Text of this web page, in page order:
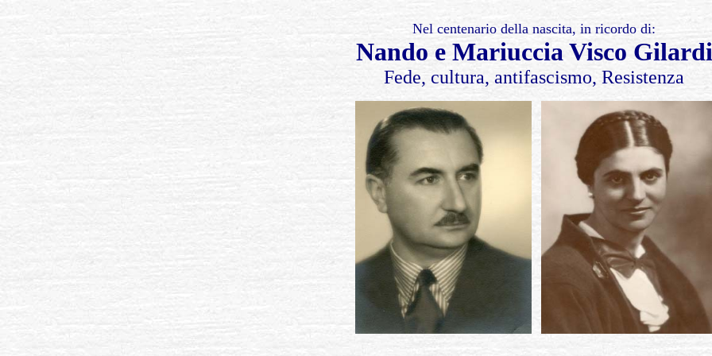
Nel centenario della nascita, in ricordo di:
Nando e Mariuccia Visco Gilardi
Fede, cultura, antifascismo, Resistenza